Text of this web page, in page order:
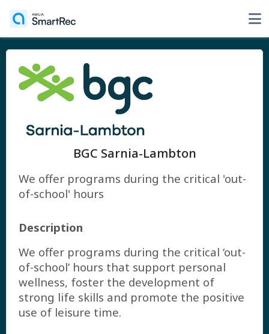
BGC Sarnia-Lambton
We offer programs during the critical 'out-
of-school' hours
Description
We offer programs during the critical ‘out-
of-school’ hours that support personal
wellness, foster the development of
strong life skills and promote the positive
use of leisure time.